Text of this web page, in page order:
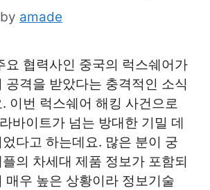
by amade
요 협력사인 중국의 럭스쉐어가
공격을 받았다는 충격적인 소식
이번 럭스쉐어 해킹 사건으로
바이트가 넘는 방대한 기밀 데
다고 하는데요. 많은 분이 궁
의 차세대 제품 정보가 포함되
매우 높은 상황이라 정보기술